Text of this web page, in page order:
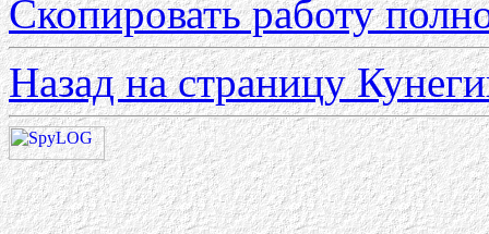
Скопировать работу
Назад на страницу